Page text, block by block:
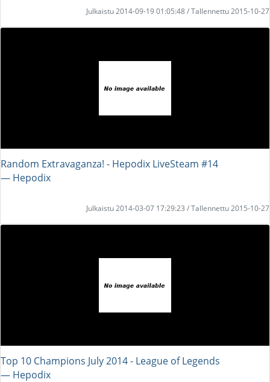
Julkaistu 2014-09-19 01:05:48 / Tallennettu 2015-10-27
Random Extravaganza! - Hepodix LiveSteam #14
― Hepodix
Julkaistu 2014-03-07 17:29:23 / Tallennettu 2015-10-27
Top 10 Champions July 2014 - League of Legends
― Hepodix